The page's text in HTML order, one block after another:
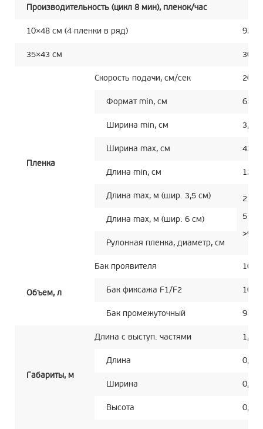
Производительность (цикл 8 мин), пленок/час
10×48 см (4 пленки в ряд) 92
35×43 см 30
Пленка
Скорость подачи, см/сек 20
Формат min, см 6×12
Ширина min, см 3,5
Ширина max, см 43
Длина min, см 12
Длина max, м (шир. 3,5 см)
2
5
>9,55
Длина max, м (шир. 6 см)
Рулонная пленка, диаметр, см
Объем, л
Бак проявителя 10
Бак фиксажа F1/F2 10
Бак промежуточный 9
Габариты, м
Длина с выступ. частями 1,45
Длина 0,86
Ширина 0,66
Высота 0,6